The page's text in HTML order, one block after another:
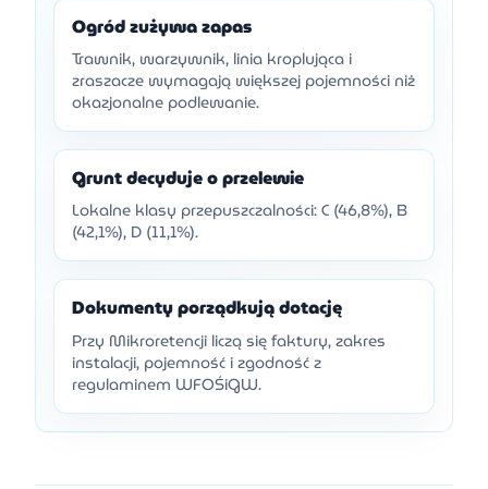
Ogród zużywa zapas
Trawnik, warzywnik, linia kroplująca i
zraszacze wymagają większej pojemności niż
okazjonalne podlewanie.
Grunt decyduje o przelewie
Lokalne klasy przepuszczalności: C (46,8%), B
(42,1%), D (11,1%).
Dokumenty porządkują dotację
Przy Mikroretencji liczą się faktury, zakres
instalacji, pojemność i zgodność z
regulaminem WFOŚiGW.